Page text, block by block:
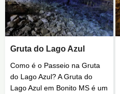
Gruta do Lago Azul
Como é o Passeio na Gruta
do Lago Azul? A Gruta do
Lago Azul em Bonito MS é um